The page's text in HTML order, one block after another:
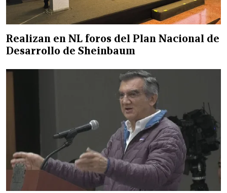
Realizan en NL foros del Plan Nacional de
Desarrollo de Sheinbaum